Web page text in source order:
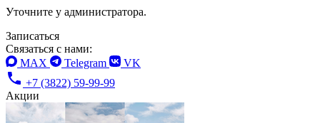
Уточните у администратора.
Записаться
Связаться с нами:
MAX
Telegram
VK
+7 (3822) 59-99-99
Акции